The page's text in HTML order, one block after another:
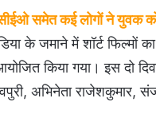
समेत कई लोगों ने युवक को
के जमाने में शॉर्ट फिल्मों
किया गया। इस दो
अभिनेता